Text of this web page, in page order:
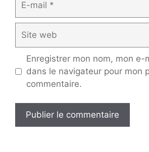
mail
web
Enregistrer mon nom, mon e-
dans le navigateur pour mon
commentaire.